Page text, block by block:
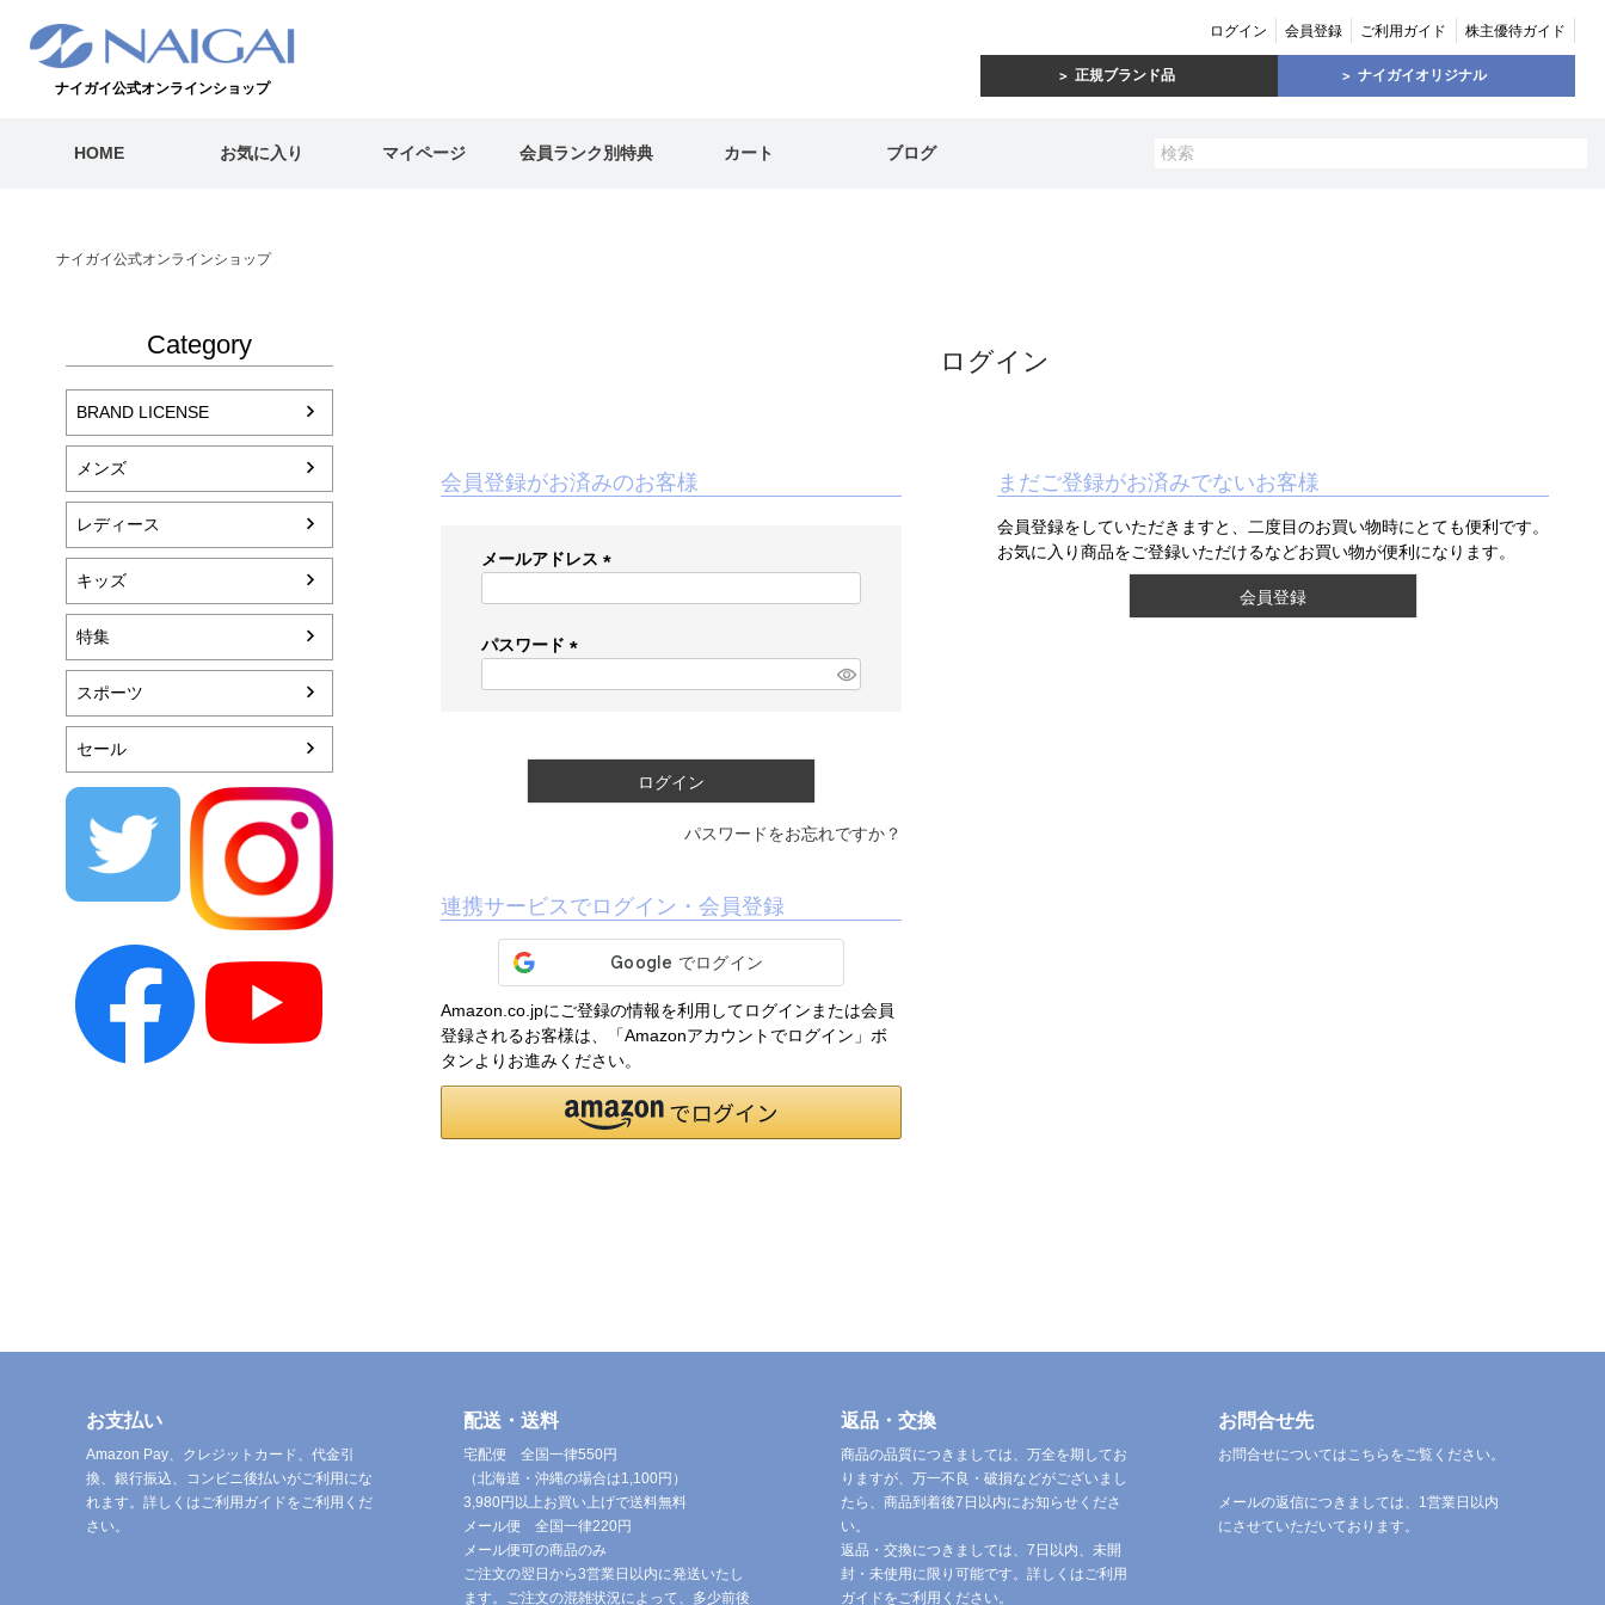
ナイガイ公式オンラインショップ
ログイン 会員登録 ご利用ガイド 株主優待ガイド
正規ブランド品 ナイガイオリジナル
HOME お気に入り マイページ 会員ランク別特典 カート ブログ
ナイガイ公式オンラインショップ
Category
BRAND LICENSE
メンズ
レディース
キッズ
特集
スポーツ
セール
ログイン
会員登録がお済みのお客様
メールアドレス
)
パスワード
ログイン
パスワードをお忘れですか？
連携サービスでログイン・会員登録
Amazon.co.jpにご登録の情報を利用してログインまたは会員
登録されるお客様は、「Amazonアカウントでログイン」ボ
タンよりお進みください。
まだご登録がお済みでないお客様
会員登録をしていただきますと、二度目のお買い物時にとても便利です。
お気に入り商品をご登録いただけるなどお買い物が便利になります。
会員登録
お支払い
Amazon Pay、クレジットカード、代金引
換、銀行振込、コンビニ後払いがご利用にな
れます。詳しくはご利用ガイドをご利用くだ
さい。
配送・送料
宅配便 全国一律550円
（北海道・沖縄の場合は1,100円）
3,980円以上お買い上げで送料無料
メール便 全国一律220円
メール便可の商品のみ
ご注文の翌日から3営業日以内に発送いたし
ます。ご注文の混雑状況によって、多少前後
返品・交換
商品の品質につきましては、万全を期してお
りますが、万一不良・破損などがございまし
たら、商品到着後7日以内にお知らせくださ
い。
返品・交換につきましては、7日以内、未開
封・未使用に限り可能です。詳しくはご利用
ガイドをご利用ください。
お問合せ先
お問合せについてはこちらをご覧ください。
メールの返信につきましては、1営業日以内
にさせていただいております。